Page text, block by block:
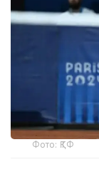
Фото: ҚТФ